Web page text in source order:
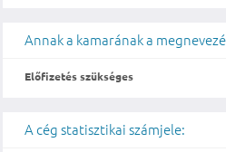
Annak a kamarának a
Előfizetés szükséges
A cég statisztikai számjele: